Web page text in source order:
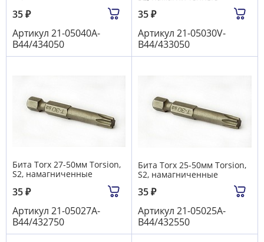
35₽
Артикул 21-05040A-
B44/434050
35₽
Артикул 21-05030V-
B44/433050
Бита Torx 27-50мм Torsion,
S2, намагниченные
35₽
Артикул 21-05027A-
B44/432750
Бита Torx 25-50мм Torsion,
S2, намагниченные
35₽
Артикул 21-05025A-
B44/432550